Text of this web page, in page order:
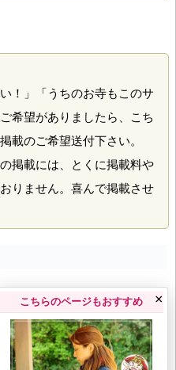
！」「うちのお寺もこのサ
希望がありましたら、こち
載のご希望送付下さい。
掲載には、とくに掲載料や
りません。喜んで掲載させ
の年齢早見表とともにお伝え
齢早見表
こちらのページもおすすめ ×